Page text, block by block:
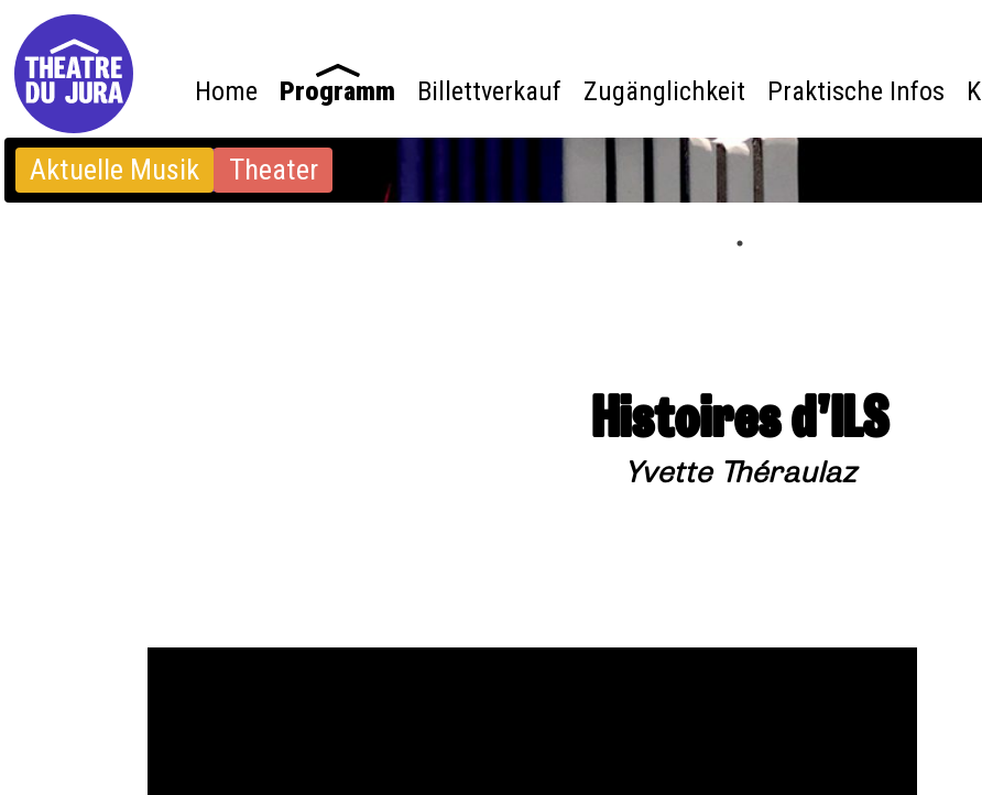
Home Programm Billettverkauf Zugänglichkeit Praktische Infos
Aktuelle Musik Theater
Histoires d’ILS
Yvette Théraulaz